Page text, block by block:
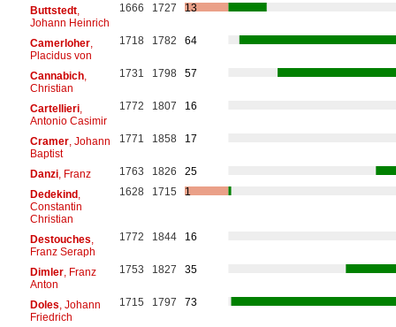
Buttstedt,
Johann Heinrich
1666 1727 13
Camerloher,
Placidus von
1718 1782 64
Cannabich,
Christian
1731 1798 57
Cartellieri,
Antonio Casimir
1772 1807 16
Cramer, Johann
Baptist
1771 1858 17
Danzi, Franz 1763 1826
25
Dedekind,
Constantin
Christian
1628 1715 1
Destouches
Franz Seraph
1772 1844 16
Dimler, Franz
Anton
1753 1827 35
Doles , Johann
Friedrich
1715 1797 73